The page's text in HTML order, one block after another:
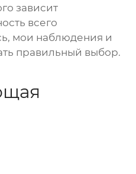
зависит
всего
мои наблюдения и
правильный выбор.